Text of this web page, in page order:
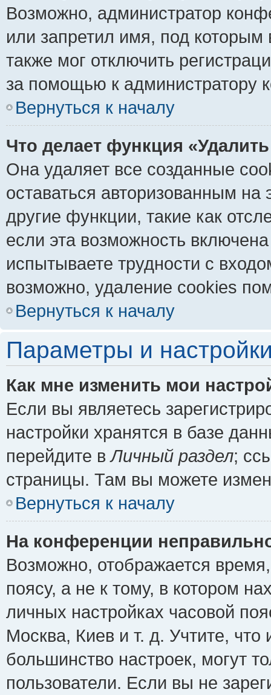
Возможно, администратор
или запретил имя, под которым
также мог отключить
за помощью к администратору
Вернуться к началу
Что делает функция
Она удаляет все созданные
оставаться авторизованным
другие функции, такие как
если эта возможность
испытываете трудности с
возможно, удаление cookies
Вернуться к началу
Параметры и
Как мне изменить мои
Если вы являетесь
настройки хранятся в базе
перейдите вЛичный раздел;
страницы. Там вы можете
Вернуться к началу
На конференции
Возможно, отображается
поясу, а не к тому, в котором
личных настройках часовой
Москва, Киев и т. д. Учтите, что
большинство настроек, могут
пользователи. Если вы не